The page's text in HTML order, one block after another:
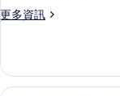
有
詳
床
所
有
更多資訊
更
多
張